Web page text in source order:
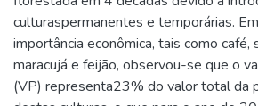
culturaspermanentes e temporárias.
importância econômica, tais como café,
maracujá e feijão, observou-se que o
(VP) representa23% do valor total da